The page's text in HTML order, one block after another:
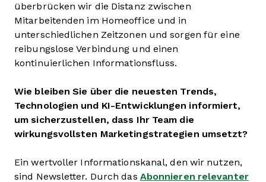
überbrücken wir die Distanz zwischen
Mitarbeitenden im Homeoffice und in
unterschiedlichen Zeitzonen und sorgen für eine
reibungslose Verbindung und einen
kontinuierlichen Informationsfluss.
Wie bleiben Sie über die neuesten Trends,
Technologien und KI-Entwicklungen informiert,
um sicherzustellen, dass Ihr Team die
wirkungsvollsten Marketingstrategien umsetzt?
Ein wertvoller Informationskanal, den wir nutzen,
sind Newsletter. Durch das Abonnieren relevanter